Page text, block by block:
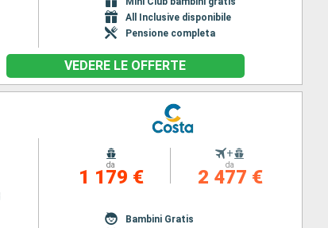
All Inclusive disponibile
Pensione completa
VEDERE LE OFFERTE
da
1 179 €
+
da
2 477 €
Bambini Gratis